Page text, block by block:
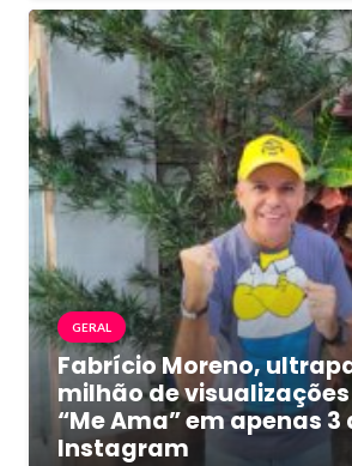
GERAL
Fabrício Moreno,
milhão de
“Me Ama” em apenas 3
Instagram